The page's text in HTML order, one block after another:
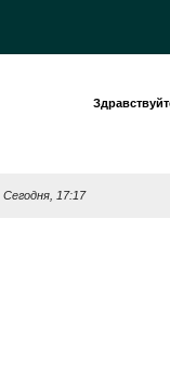
Сегодня, 17:17